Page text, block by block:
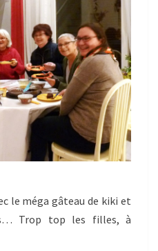
le méga gâteau de kiki et
Trop top les filles, à